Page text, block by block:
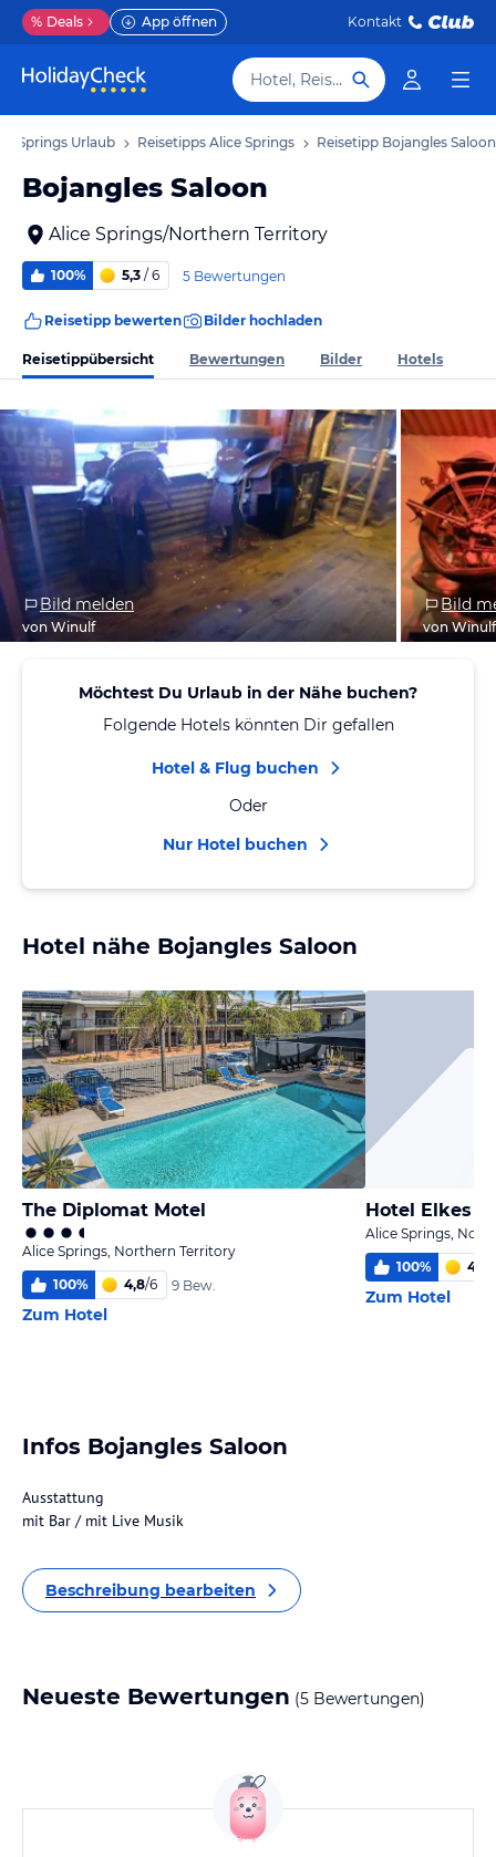
% Deals App öffnen Kontakt
Hotel, Reiseziel
Springs Urlaub Reisetipps Alice Springs Reisetipp Bojangles Saloon
Bojangles Saloon
Alice Springs/Northern Territory
100% 5,3 / 6 5 Bewertungen
Reisetipp bewerten Bilder hochladen
Reisetippübersicht Bewertungen Bilder Hotels
Bild melden
von Winulf
Bild
von Winulf
Möchtest Du Urlaub in der Nähe buchen?
Folgende Hotels könnten Dir gefallen
Hotel & Flug buchen
Oder
Nur Hotel buchen
Hotel nähe Bojangles Saloon
The Diplomat Motel
Alice Springs, Northern Territory
100% 4,8/6 9 Bew.
Zum Hotel
Hotel Elkes
Alice Springs,
100% 4,1
Zum Hotel
Infos Bojangles Saloon
Ausstattung
mit Bar / mit Live Musik
Beschreibung bearbeiten
Neueste Bewertungen (5 Bewertungen)